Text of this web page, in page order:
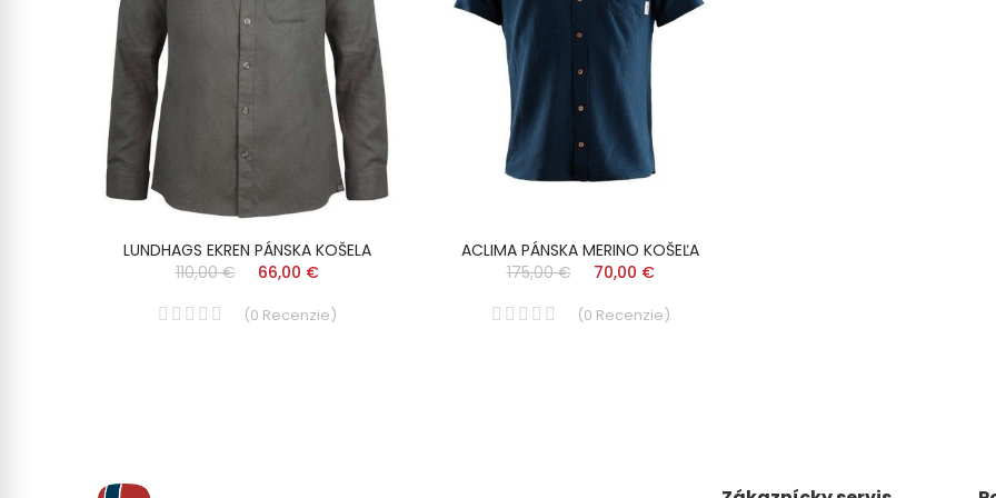
LUNDHAGS EKREN PÁNSKA KOŠELA
110,00 €
66,00 €
(0 Recenzie)
ACLIMA PÁNSKA MERINO KOŠEĽA
175,00 €
70,00 €
(0 Recenzie)